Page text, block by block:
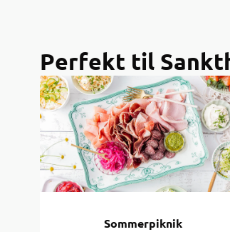
Perfekt til
Sommerpiknik